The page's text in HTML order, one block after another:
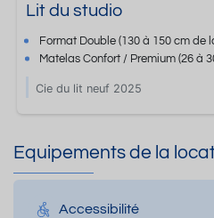
Lit du studio
Format Double (130 à 150 cm de
Matelas Confort / Premium(26 à
Cie du lit neuf 2025
Equipements de la
Accessibilité